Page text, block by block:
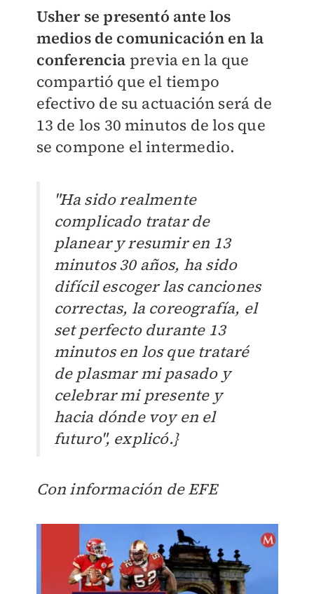
Usher se presentó ante los
medios de comunicación en la
conferencia previa en la que
compartió que el tiempo
efectivo de su actuación será de
13 de los 30 minutos de los que
se compone el intermedio.
"Ha sido realmente
complicado tratar de
planear y resumir en 13
minutos 30 años, ha sido
difícil escoger las canciones
correctas, la coreografía, el
set perfecto durante 13
minutos en los que trataré
de plasmar mi pasado y
celebrar mi presente y
hacia dónde voy en el
futuro", explicó.}
Con información de EFE